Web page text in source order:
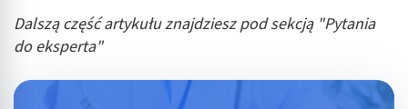
Dalszą część artykułu znajdziesz pod sekcją "Pytania
do eksperta"